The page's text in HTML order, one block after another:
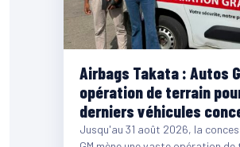
Airbags Takata : Autos
opération de terrain
derniers véhicules
Jusqu'au 31 août 2026, la